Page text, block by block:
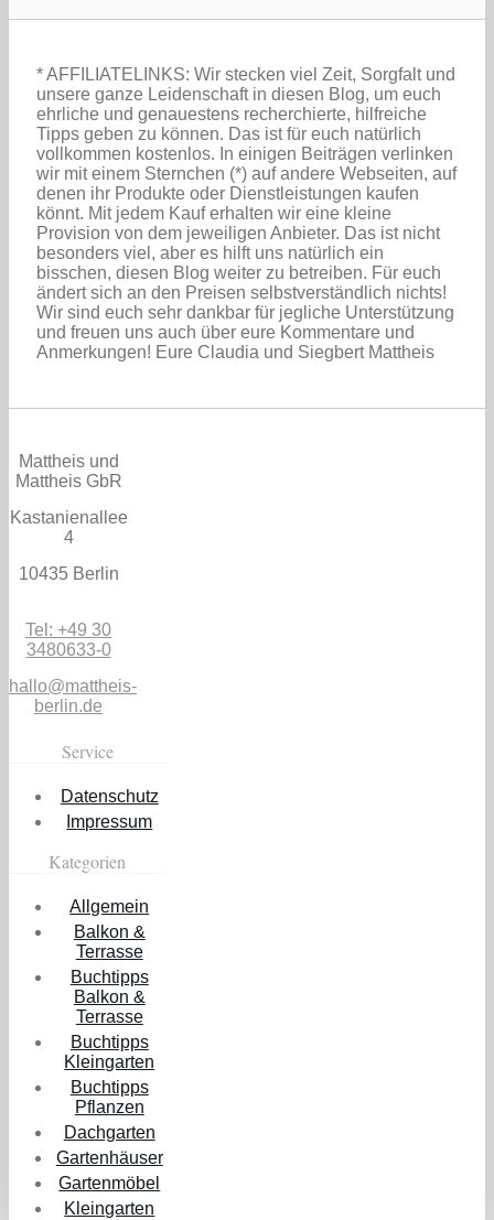
* AFFILIATELINKS: Wir stecken viel Zeit, Sorgfalt und
unsere ganze Leidenschaft in diesen Blog, um euch
ehrliche und genauestens recherchierte, hilfreiche
Tipps geben zu können. Das ist für euch natürlich
vollkommen kostenlos. In einigen Beiträgen verlinken
wir mit einem Sternchen (*) auf andere Webseiten, auf
denen ihr Produkte oder Dienstleistungen kaufen
könnt. Mit jedem Kauf erhalten wir eine kleine
Provision von dem jeweiligen Anbieter. Das ist nicht
besonders viel, aber es hilft uns natürlich ein
bisschen, diesen Blog weiter zu betreiben. Für euch
ändert sich an den Preisen selbstverständlich nichts!
Wir sind euch sehr dankbar für jegliche Unterstützung
und freuen uns auch über eure Kommentare und
Anmerkungen! Eure Claudia und Siegbert Mattheis
Mattheis und
Mattheis GbR
Kastanienallee
4
10435 Berlin
Tel: +49 30
3480633-0
hallo@mattheis-
berlin.de
Service
Datenschutz
Impressum
Kategorien
Allgemein
Balkon &
Terrasse
Buchtipps
Balkon &
Terrasse
Buchtipps
Kleingarten
Buchtipps
Pflanzen
Dachgarten
Gartenhäuser
Gartenmöbel
Kleingarten